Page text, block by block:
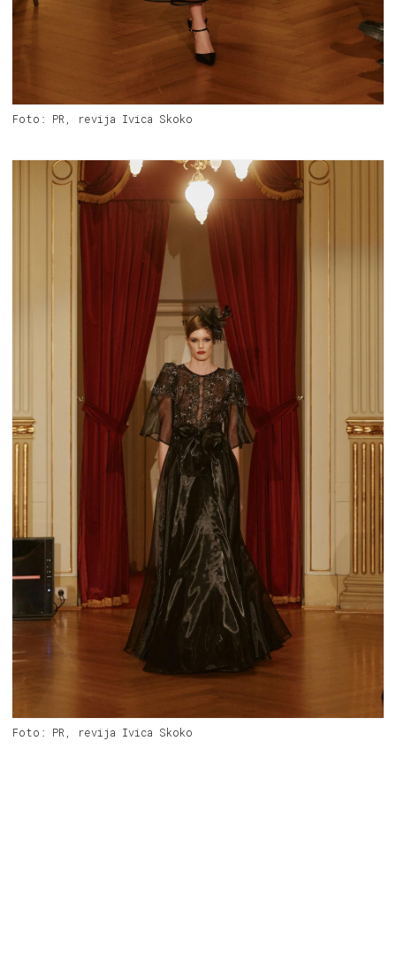
Foto: PR, revija Ivica Skoko
Foto: PR, revija Ivica Skoko